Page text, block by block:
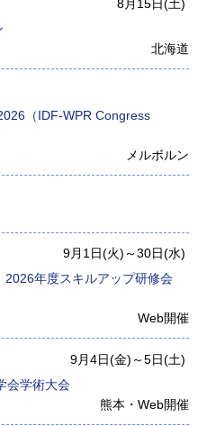
8月15日(土)
北海道
（IDF-WPR Congress
メルボルン
9月1日(火)～30日(水)
2026年度スキルアップ研修会
Web開催
9月4日(金)～5日(土)
会学術大会
熊本・Web開催